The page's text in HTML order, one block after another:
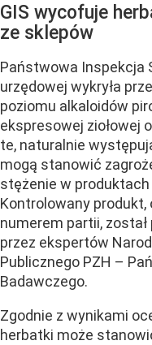
GIS wycofuje
ze sklepów
Państwowa Inspekcja
urzędowej wykryła
poziomu alkaloidów
ekspresowej ziołowej
te, naturalnie
mogą stanowić
stężenie w
Kontrolowany
numerem partii,
przez ekspertów
Publicznego PZH –
Badawczego.
Zgodnie z wynikami
herbatki może